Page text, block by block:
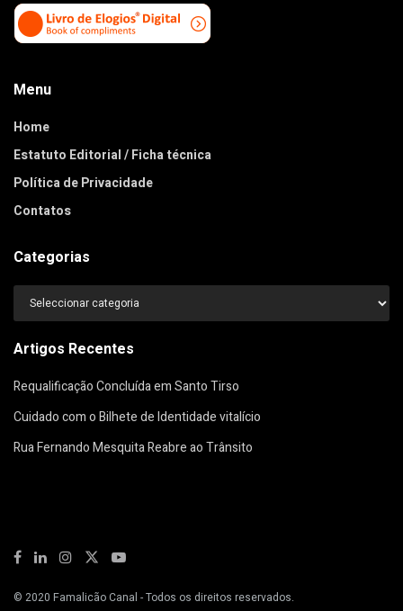
Menu
Home
Estatuto Editorial / Ficha técnica
Política de Privacidade
Contatos
Categorias
Categorias
Artigos Recentes
Requalificação Concluída em Santo Tirso
Cuidado com o Bilhete de Identidade vitalício
Rua Fernando Mesquita Reabre ao Trânsito
© 2020 Famalicão Canal - Todos os direitos reservados.